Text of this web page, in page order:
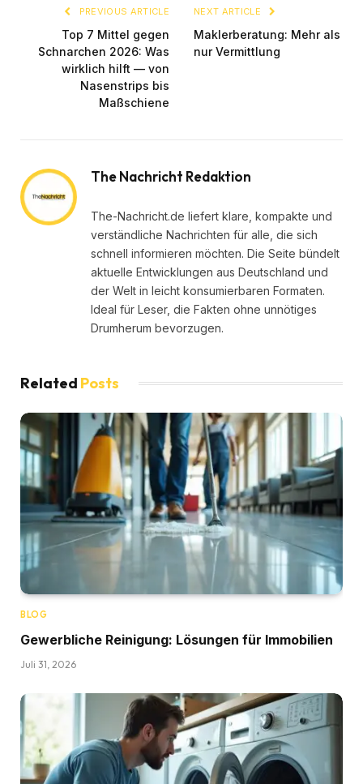
PREVIOUS ARTICLE
Top 7 Mittel gegen
Schnarchen 2026: Was
wirklich hilft — von
Nasenstrips bis
Maßschiene
NEXT ARTICLE
Maklerberatung: Mehr als
nur Vermittlung
The Nachricht Redaktion
The-Nachricht.de liefert klare, kompakte und
verständliche Nachrichten für alle, die sich
schnell informieren möchten. Die Seite bündelt
aktuelle Entwicklungen aus Deutschland und
der Welt in leicht konsumierbaren Formaten.
Ideal für Leser, die Fakten ohne unnötiges
Drumherum bevorzugen.
Related Posts
BLOG
Gewerbliche Reinigung: Lösungen für Immobilien
Juli 31, 2026